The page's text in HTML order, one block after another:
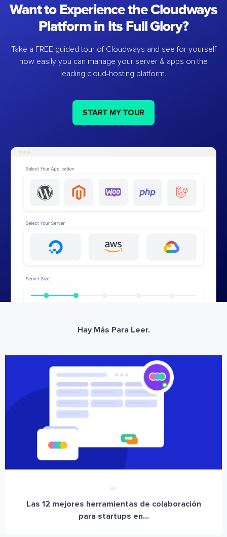
Want to Experience the Cloudways
Platform in Its Full Glory?
Take a FREE guided tour of Cloudways and see for yourself
how easily you can manage your server & apps on the
leading cloud-hosting platform.
START MY TOUR
Hay Más Para Leer.
Las 12 mejores herramientas de colaboración
para startups en...